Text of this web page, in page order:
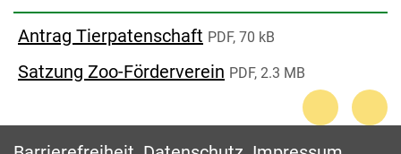
Antrag Tierpatenschaft PDF, 70 kB
Satzung Zoo-Förderverein PDF, 2.3 MB